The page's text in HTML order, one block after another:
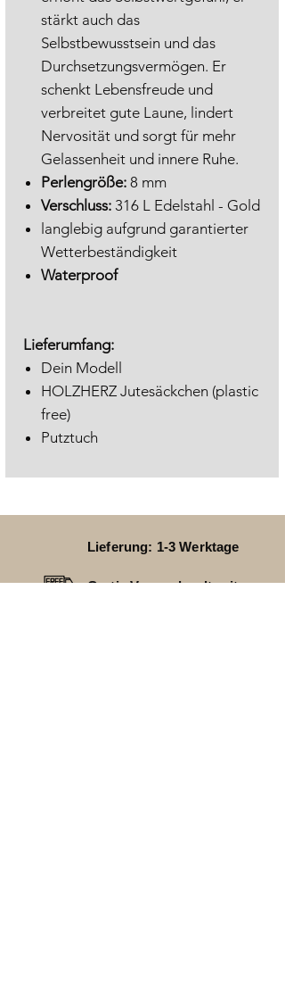
stärkt auch das
Selbstbewusstsein und das
Durchsetzungsvermögen. Er
schenkt Lebensfreude und
verbreitet gute Laune, lindert
Nervosität und sorgt für mehr
Gelassenheit und innere Ruhe.
Perlengröße: 8 mm
Verschluss: 316 L Edelstahl - Gold
langlebig aufgrund garantierter
Wetterbeständigkeit
Waterproof
Lieferumfang:
Dein Modell
HOLZHERZ Jutesäckchen (plastic
free)
Putztuch
Lieferung: 1-3 Werktage
Gratis Versand weltweit